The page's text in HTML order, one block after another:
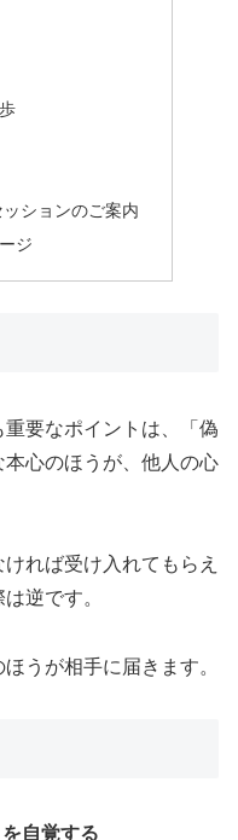
ションのご案内
ジ
要なポイントは、「偽
心のほうが、他人の心
れば受け入れてもらえ
逆です。
うが相手に届きます。
自覚する